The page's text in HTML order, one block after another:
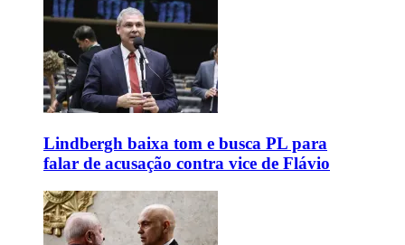
Lindbergh baixa tom e busca PL para
falar de acusação contra vice de Flávio